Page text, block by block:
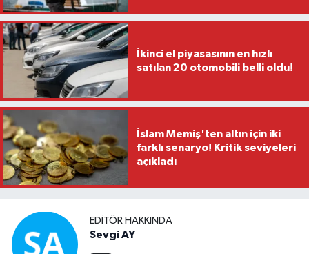
İkinci el piyasasının en hızlı
satılan 20 otomobili belli oldu!
İslam Memiş'ten altın için iki
farklı senaryo! Kritik seviyeleri
açıkladı
EDITÖR HAKKINDA
Sevgi AY